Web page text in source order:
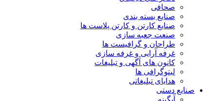
صحافی
صنایع بسته بندی
صنایع کارتن و کارتن پلاست ها
صنعت جعبه سازی
طراحان و گرافیست ها
غرفه آرایی و غرفه سازی
کانون های آگهی و تبلیغات
لیتوگرافی ها
هدایای تبلیغاتی
صنایع دستی